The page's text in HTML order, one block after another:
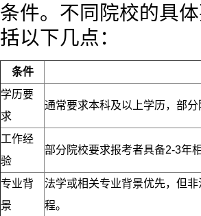
条件。不同院校的具
括以下几点：
条件
学历要
求
通常要求本科及以上学历，部
工作经
验
部分院校要求报考者具备2-3年
专业背
景
法学或相关专业背景优先，但
程。